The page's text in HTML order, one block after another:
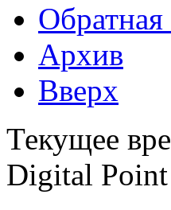
Обратная
Архив
Вверх
Текущее
Digital